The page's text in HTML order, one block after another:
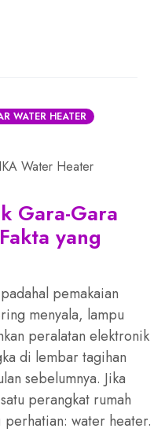
WATER HEATER
Water Heater
Gara-Gara
yang
pemakaian
menyala, lampu
peralatan elektronik
di lembar tagihan
sebelumnya. Jika
perangkat rumah
water heater.